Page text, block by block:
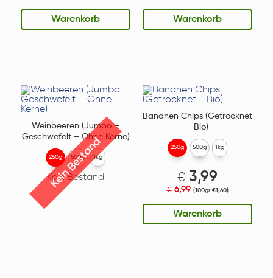
Warenkorb Warenkorb
Weinbeeren (Jumbo –
Geschwefelt – Ohne Kerne)
250g
Kein Bestand
Kein Bestand
500g 1kg
Bananen Chips (Getrocknet
- Bio)
250g
€ 3,99
€6,99 (100gr €1,60)
Warenkorb
500g 1kg